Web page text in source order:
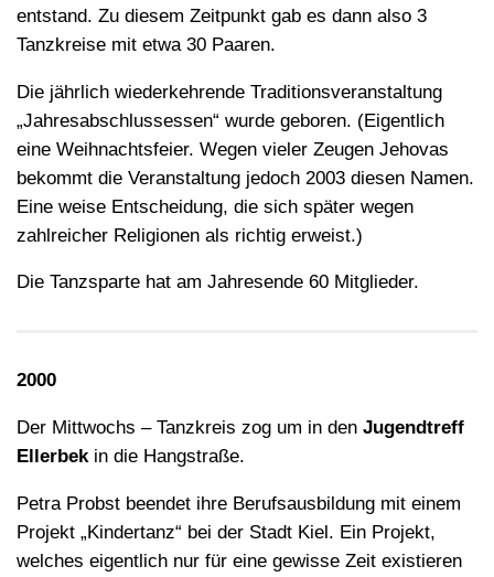
entstand. Zu diesem Zeitpunkt gab es dann also 3
Tanzkreise mit etwa 30 Paaren.
Die jährlich wiederkehrende Traditionsveranstaltung
„Jahresabschlussessen“ wurde geboren. (Eigentlich
eine Weihnachtsfeier. Wegen vieler Zeugen Jehovas
bekommt die Veranstaltung jedoch 2003 diesen Namen.
Eine weise Entscheidung, die sich später wegen
zahlreicher Religionen als richtig erweist.)
Die Tanzsparte hat am Jahresende 60 Mitglieder.
2000
Der Mittwochs – Tanzkreis zog um in den Jugendtreff
Ellerbekin die Hangstraße.
Petra Probst beendet ihre Berufsausbildung mit einem
Projekt „Kindertanz“ bei der Stadt Kiel. Ein Projekt,
welches eigentlich nur für eine gewisse Zeit existieren